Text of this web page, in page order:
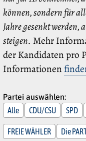
können, sondern für
Jahre gesenkt werden,
steigen. Mehr
der Kandidaten pro
Informationen
Partei auswählen:
Alle
CDU/CSU SPD
FREIE WÄHLER Die